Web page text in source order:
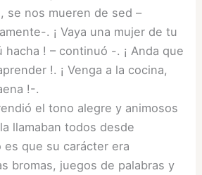
se nos mueren de sed –
. ¡ Vaya una mujer de tu
hacha ! – continuó -. ¡ Anda que
!. ¡ Venga a la cocina,
!-.
el tono alegre y animosos
llamaban todos desde
que su carácter era
bromas, juegos de palabras y